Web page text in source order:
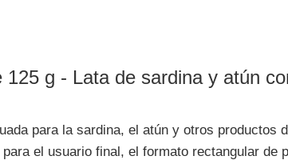
g - Lata de sardina y atún
para la sardina, el atún y otros productos
el usuario final, el formato rectangular de